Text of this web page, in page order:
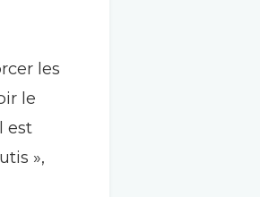
les
le
est
»,